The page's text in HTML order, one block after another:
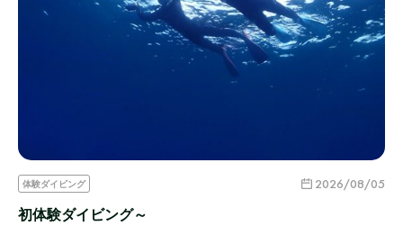
体験ダイビング 2026/08/05
初体験ダイビング～